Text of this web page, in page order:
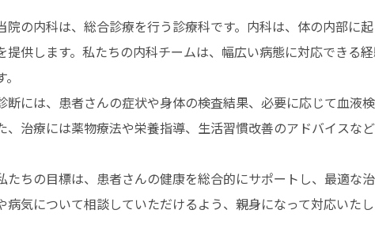
院の内科は、総合診療を行う診療科です。内科は、体の内部に
提供します。私たちの内科チームは、幅広い病態に対応できる
。
断には、患者さんの症状や身体の検査結果、必要に応じて血液
、治療には薬物療法や栄養指導、生活習慣改善のアドバイスな
たちの目標は、患者さんの健康を総合的にサポートし、最適な
病気について相談していただけるよう、親身になって対応いた